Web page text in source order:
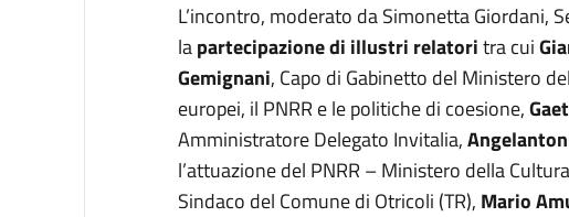
L’incontro, moderato da Simonetta Giordani,
lapartecipazione di illustri relatoritra cui
Gemignani, Capo di Gabinetto del Ministero
europei, il PNRR e le politiche di coesione,
Amministratore Delegato Invitalia,
l’attuazione del PNRR – Ministero della
Sindaco del Comune di Otricoli (TR), Mario